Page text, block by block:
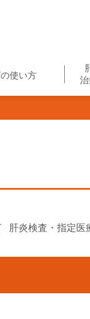
使い方
肝炎検査・指定